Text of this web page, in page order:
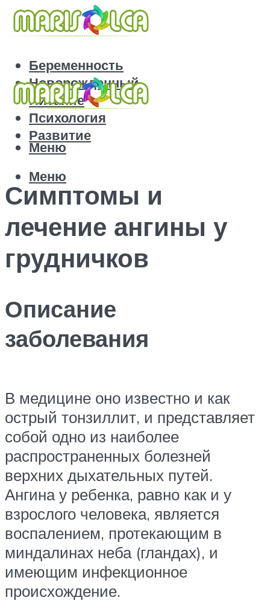
Беременность
Новорожденный
Питание
Психология
Развитие
Меню
Меню
Симптомы и
лечение ангины у
грудничков
Описание
заболевания
В медицине оно известно и как
острый тонзиллит, и представляет
собой одно из наиболее
распространенных болезней
верхних дыхательных путей.
Ангина у ребенка, равно как и у
взрослого человека, является
воспалением, протекающим в
миндалинах неба (гландах), и
имеющим инфекционное
происхождение.